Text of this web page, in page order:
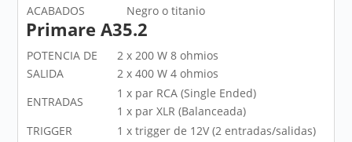
ACABADOS
Negro o titanio
Primare A35.2
POTENCIA DE
SALIDA
2 x 200 W 8 ohmios
2 x 400 W 4 ohmios
ENTRADAS
1 x par RCA (Single Ended)
1 x par XLR (Balanceada)
TRIGGER
1 x trigger de 12V (2 entradas/salidas)